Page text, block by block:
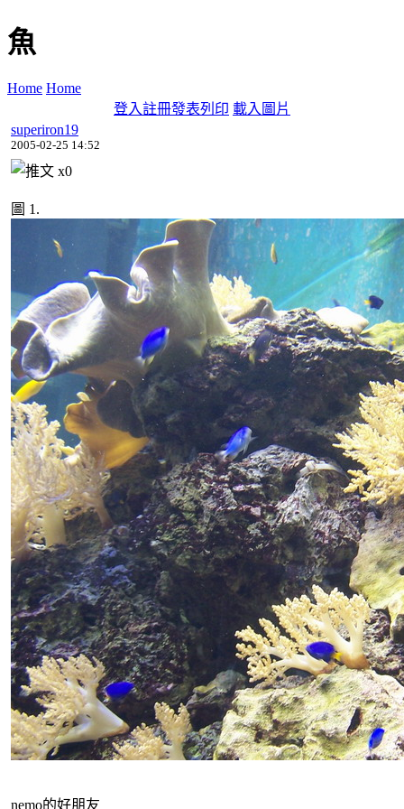
魚
Home Home
登入註冊發表列印 載入圖片
superiron19
2005-02-25 14:52
x0
圖 1.
nemo的好朋友